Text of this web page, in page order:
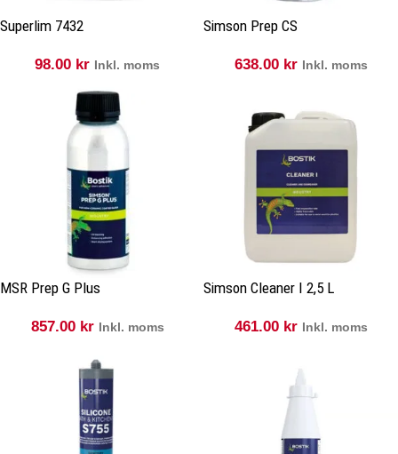
Superlim 7432
98.00 kr Inkl. moms
Simson Prep CS
638.00 kr Inkl. moms
MSR Prep G Plus
857.00 kr Inkl. moms
Simson Cleaner I 2,5 L
461.00 kr Inkl. moms